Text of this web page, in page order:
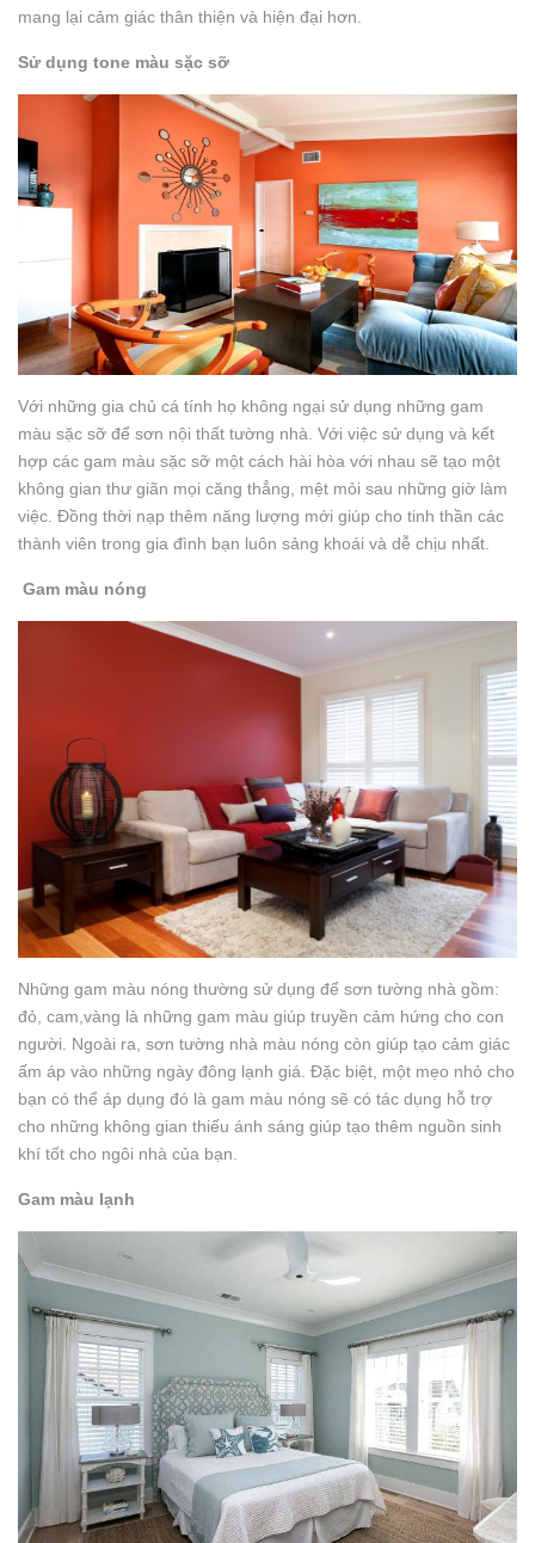
mang lại cảm giác thân thiện và hiện đại hơn.
Sử dụng tone màu sặc sỡ
Với những gia chủ cá tính họ không ngại sử dụng những gam
màu sặc sỡ để sơn nội thất tường nhà. Với việc sử dụng và kết
hợp các gam màu sặc sỡ một cách hài hòa với nhau sẽ tạo một
không gian thư giãn mọi căng thẳng, mệt mỏi sau những giờ làm
việc. Đồng thời nạp thêm năng lượng mới giúp cho tinh thần các
thành viên trong gia đình bạn luôn sảng khoái và dễ chịu nhất.
Gam màu nóng
Những gam màu nóng thường sử dụng để sơn tường nhà gồm:
đỏ, cam,vàng là những gam màu giúp truyền cảm hứng cho con
người. Ngoài ra, sơn tường nhà màu nóng còn giúp tạo cảm giác
ấm áp vào những ngày đông lạnh giá. Đặc biệt, một mẹo nhỏ cho
bạn có thể áp dụng đó là gam màu nóng sẽ có tác dụng hỗ trợ
cho những không gian thiếu ánh sáng giúp tạo thêm nguồn sinh
khí tốt cho ngôi nhà của bạn.
Gam màu lạnh